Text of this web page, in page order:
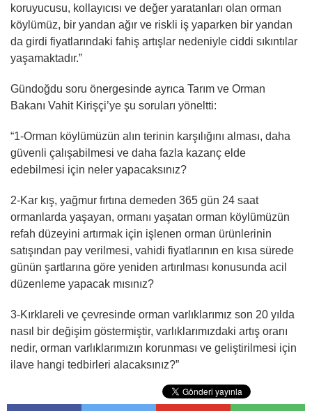
koruyucusu, kollayıcısı ve değer yaratanları olan orman
köylümüz, bir yandan ağır ve riskli iş yaparken bir yandan
da girdi fiyatlarındaki fahiş artışlar nedeniyle ciddi sıkıntılar
yaşamaktadır.”
Gündoğdu soru önergesinde ayrıca Tarım ve Orman
Bakanı Vahit Kirişçi’ye şu soruları yöneltti:
“1-Orman köylümüzün alın terinin karşılığını alması, daha
güvenli çalışabilmesi ve daha fazla kazanç elde
edebilmesi için neler yapacaksınız?
2-Kar kış, yağmur fırtına demeden 365 gün 24 saat
ormanlarda yaşayan, ormanı yaşatan orman köylümüzün
refah düzeyini artırmak için işlenen orman ürünlerinin
satışından pay verilmesi, vahidi fiyatlarının en kısa sürede
günün şartlarına göre yeniden artırılması konusunda acil
düzenleme yapacak mısınız?
3-Kırklareli ve çevresinde orman varlıklarımız son 20 yılda
nasıl bir değişim göstermiştir, varlıklarımızdaki artış oranı
nedir, orman varlıklarımızın korunması ve geliştirilmesi için
ilave hangi tedbirleri alacaksınız?”